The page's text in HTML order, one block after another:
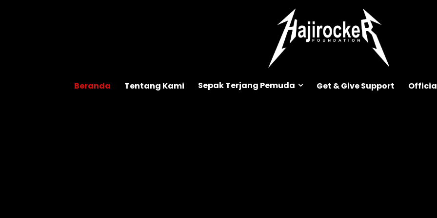
Beranda Tentang Kami Sepak Terjang Pemuda Get & Give Support